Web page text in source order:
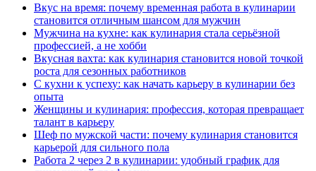
Вкус на время: почему временная работа в кулинарии
становится отличным шансом для мужчин
Мужчина на кухне: как кулинария стала серьёзной
профессией, а не хобби
Вкусная вахта: как кулинария становится новой точкой
роста для сезонных работников
С кухни к успеху: как начать карьеру в кулинарии без
опыта
Женщины и кулинария: профессия, которая превращает
талант в карьеру
Шеф по мужской части: почему кулинария становится
карьерой для сильного пола
Работа 2 через 2 в кулинарии: удобный график для